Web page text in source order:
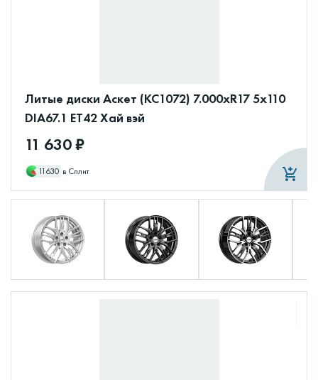
Литые диски Аскет (КС1072) 7.000xR17 5x110
DIA67.1 ET42 Хай вэй
11 630 ₽
11630 в Сплит